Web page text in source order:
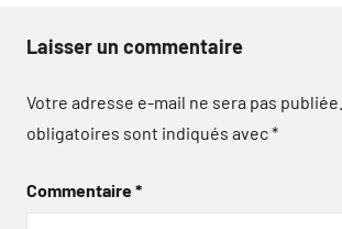
Laisser un commentaire
Votre adresse e-mail ne sera pas publiée.
obligatoires sont indiqués avec*
Commentaire*